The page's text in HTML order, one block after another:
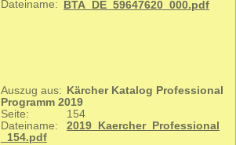
Dateiname:
BTA_DE_59647620_000.pdf
Auszug aus:
Kärcher Katalog Professional
Programm 2019
Seite:
154
Dateiname:
2019_Kaercher_Professional
_154.pdf